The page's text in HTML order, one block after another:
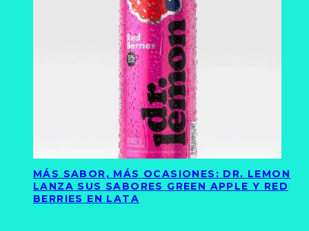
MÁS SABOR, MÁS OCASIONES: DR. LEMON
LANZA SUS SABORES GREEN APPLE Y RED
BERRIES EN LATA